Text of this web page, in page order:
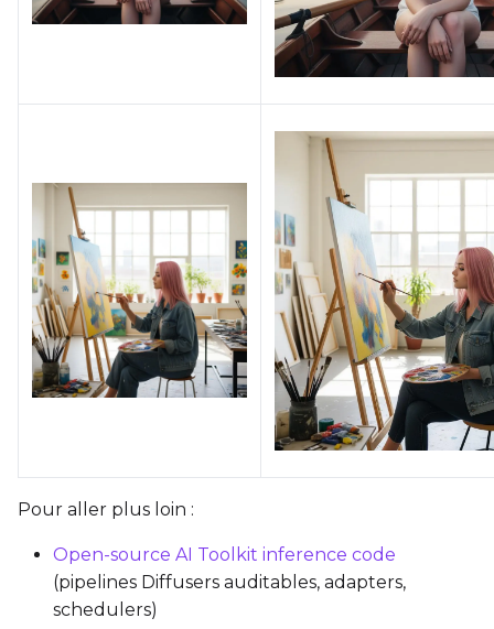
Pour aller plus loin :
Open-source AI Toolkit inference code
(pipelines Diffusers auditables, adapters,
schedulers)